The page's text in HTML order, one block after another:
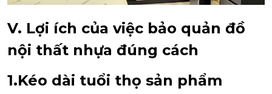
V. Lợi ích của việc bảo quản đồ
nội thất nhựa đúng cách
1.Kéo dài tuổi thọ sản phẩm